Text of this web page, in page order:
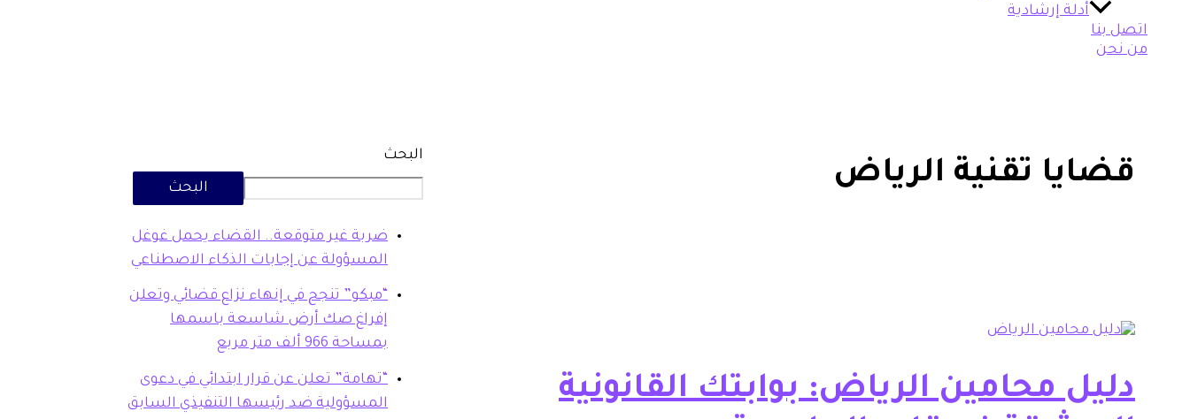
أدلة إرشادية
اتصل بنا
من نحن
قضايا تقنية الرياض
دليل محامين الرياض: بوابتك القانونية
البحث
البحث
ضربة غير متوقعة.. القضاء يحمل غوغل
المسؤولة عن إجابات الذكاء الاصطناعي
“مبكو” تنجح في إنهاء نزاع قضائي وتعلن
إفراغ صك أرض شاسعة باسمها
بمساحة 966 ألف متر مربع
“تهامة” تعلن عن قرار ابتدائي في دعوى
المسؤولية ضد رئيسها التنفيذي السابق